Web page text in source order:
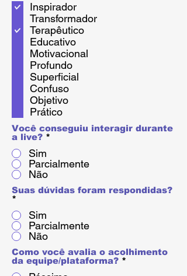
i
g
Inspirador
Transformador
Terapêutico
Educativo
Motivacional
Profundo
Superficial
Confuso
Objetivo
Prático
Você conseguiu interagir durante
a live? *
Sim
Parcialmente
Não
Suas dúvidas foram respondidas?
*
Sim
Parcialmente
Não
Como você avalia o acolhimento
da equipe/plataforma? *